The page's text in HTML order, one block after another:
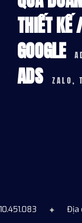
THIẾT KẾ
GOOGLE
ADS ZALO,
Địa